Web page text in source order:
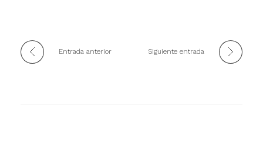
Entrada anterior Siguiente entrada